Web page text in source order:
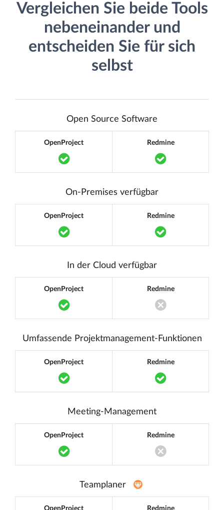
Vergleichen Sie beide Tools
nebeneinander und
entscheiden Sie für sich
selbst
Open Source Software
OpenProject
Translation missing:
Redmine
On-Premises verfügbar
OpenProject
Translation missing:
Redmine
In der Cloud verfügbar
OpenProject
Translation missing:
Redmine
Translation
Umfassende Projektmanagement-Funktionen
OpenProject
Translation missing:
Redmine
Meeting-Management
OpenProject
Translation missing:
Redmine
Translation
Teamplaner
OpenProject Redmine